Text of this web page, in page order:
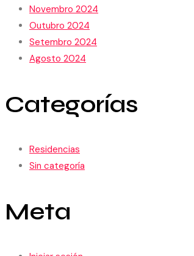
Novembro 2024
Outubro 2024
Setembro 2024
Agosto 2024
Categorías
Residencias
Sin categoría
Meta